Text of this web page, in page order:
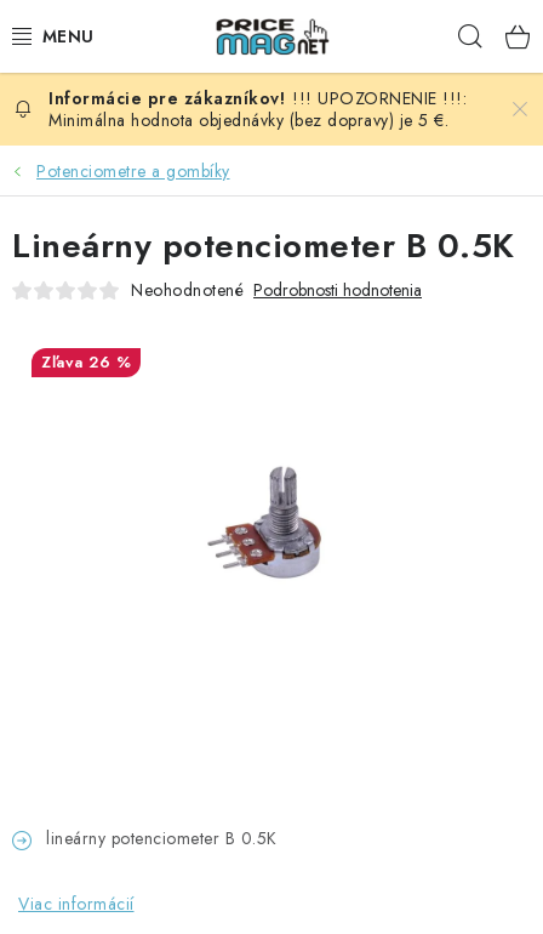
na
BATÉRIE
AUDIO - VIDEO
AUTO HI-FI
AUTOMOBIL
DOMÁCNOSŤ
!!! UPOZORNENIE !!!:
Minimálna hodnota objednávky (bez dopravy) je 5 €.
Potenciometre a gombíky
lineárny potenciometer B 0.5K
Viac informácií
Lineárny potenciometer B 0.5K
Neohodnotené Podrobnosti hodnotenia
26 %